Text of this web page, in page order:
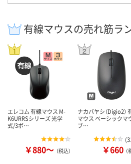
有線マウスの売れ筋ラ
エレコム 有線マウス M-
K6URRSシリーズ 光学
式/3ボ…
￥880～ （税込）
ナカバヤシ（Digio2）
マウス ベーシックマ
ブ…
(
￥660 （